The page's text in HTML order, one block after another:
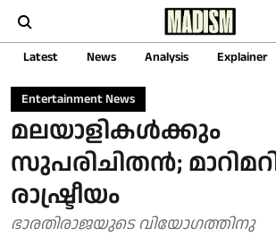
Latest News Analysis Explainer
Entertainment News
മലയാളികൾക്കും
സുപരിചിതൻ;
രാഷ്ട്രീയം
ഭാരതിരാജയുടെ വിയോഗത്തിനു